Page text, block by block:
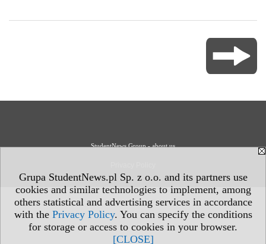
Grupa StudentNews.pl Sp. z o.o. and its partners use
cookies and similar technologies to implement, among
others statistical and advertising services in accordance
with the Privacy Policy. You can specify the conditions
for storage or access to cookies in your browser.
[CLOSE]
StudentNews Group - about us